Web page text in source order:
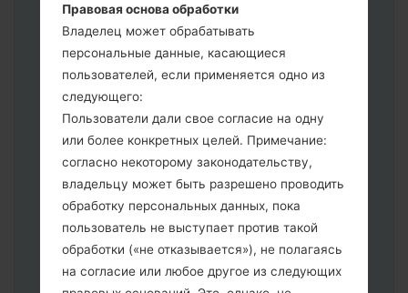
выберите CSC _ ***, в другом случае
выберите HOME_CSC _ *** для
сохранения Ваших данных.
Теперь выключите устройство и
войдите в "Download" режим. Все
методы как это сделать:
Нажмите и удерживайте клавиши:
питание, громкости и Bixbi.
Нажмите и удерживайте клавиши:
регулировки громкости. Подключив
телефон к ПК используя USB кабель.
Нажмите и удерживайте клавиши:
питание, громкости и домой.
Правовая основа обработки
Владелец может обрабатывать
персональные данные, касающиеся
пользователей, если применяется одно из
следующего:
Пользователи дали свое согласие на одну
или более конкретных целей. Примечание:
согласно некоторому законодательству,
владельцу может быть разрешено проводить
обработку персональных данных, пока
пользователь не выступает против такой
обработки («не отказывается»), не полагаясь
на согласие или любое другое из следующих